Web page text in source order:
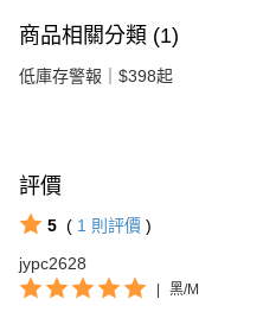
商品相關分類 (1)
低庫存警報｜$398起
評價
5 ( 1 則評價 )
jypc2628
| 黑/M